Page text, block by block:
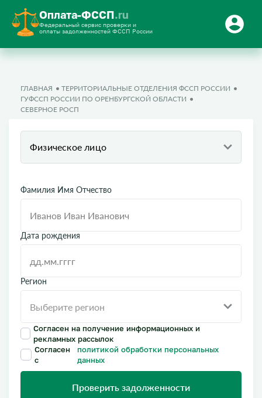
Оплата-ФССП.ru
Федеральный сервис проверки и
оплаты задолженностей ФССП России
ГЛАВНАЯ
ТЕРРИТОРИАЛЬНЫЕ ОТДЕЛЕНИЯ ФССП РОССИИ
ГУФССП РОССИИ ПО ОРЕНБУРГСКОЙ ОБЛАСТИ
СЕВЕРНОЕ РОСП
Физическое лицо
Фамилия Имя Отчество
Дата рождения
Регион
Согласен на получение информационных и
рекламных рассылок
Согласен
с
политикой обработки персональных
данных
Проверить задолженности